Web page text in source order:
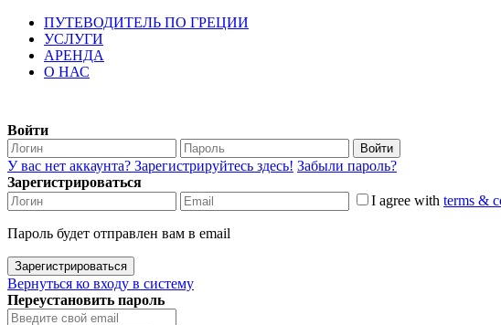
ПУТЕВОДИТЕЛЬ ПО ГРЕЦИИ
УСЛУГИ
АРЕНДА
О НАС
Войти
Войти
У вас нет аккаунта? Зарегистрируйтесь здесь! Забыли пароль?
Зарегистрироваться
I agree with terms &
Пароль будет отправлен вам в email
Зарегистрироваться
Вернуться ко входу в систему
Переустановить пароль